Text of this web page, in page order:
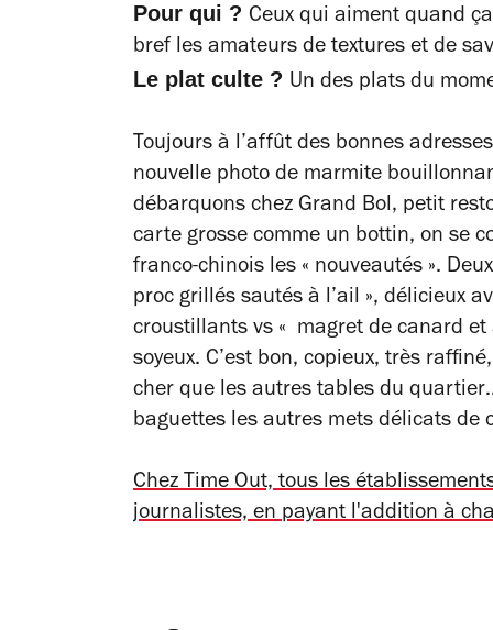
Pour qui ? Ceux qui aiment quand
bref les amateurs de textures et de
Le plat culte ? Un des plats du
Toujours à l’affût des bonnes
nouvelle photo de marmite
débarquons chez Grand Bol, petit
carte grosse comme un bottin, on se
franco-chinois les « nouveautés ».
proc grillés sautés à l’ail », délicieux
croustillants vs « magret de canard
soyeux. C’est bon, copieux, très
cher que les autres tables du
baguettes les autres mets délicats de
Chez Time Out, tous les
journalistes, en payant l'addition à